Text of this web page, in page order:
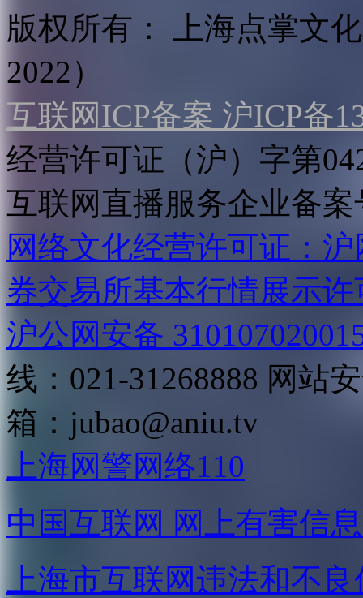
版权所有：
上海点掌文
2022）
互联网ICP备案 沪ICP备
经营许可证（沪）字第
互联网直播服务企业备案
网络文化经营许可证：
券交易所基本行情展示许
沪公网安备
线：021-31268888 网站
箱： jubao@aniu.tv
上海网警网络110
中国互联网 网上有害信
上海市互联网违法和不